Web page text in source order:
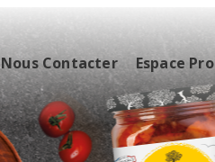
Nous Contacter Espace Pro